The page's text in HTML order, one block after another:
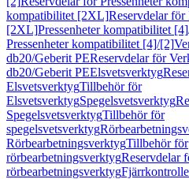
kompatibilitet [2XL]Reservdelar
[2XL]Pressenheter kompatibilitet
Pressenheter kompatibilitet [4]/[2]
db20/Geberit PEReservdelar för
db20/Geberit PEElsvetsverktyg
ElsvetsverktygTillbehör för
ElsvetsverktygSpegelsvetsverktyg
SpegelsvetsverktygTillbehör för
spegelsvetsverktyg
RörbearbetningsverktygTillbehör för
rörbearbetningsverktygReservdelar
rörbearbetningsverktyg